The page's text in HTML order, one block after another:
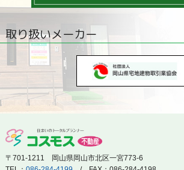
取り扱いメーカー
〒701-1211 岡山県岡山市北区一宮773-6